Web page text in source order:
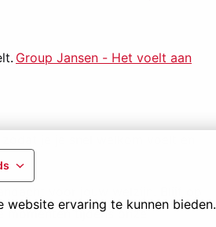
ervaring te kunnen bieden.
. Group Jansen - Het voelt aan
momenten tijdens onze